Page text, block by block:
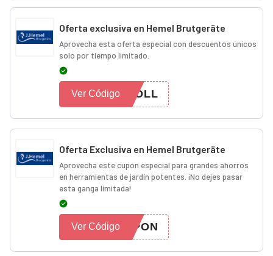
Oferta exclusiva en Hemel Brutgeräte
Aprovecha esta oferta especial con descuentos únicos
solo por tiempo limitado.
ROLL
Ver Código
Oferta Exclusiva en Hemel Brutgeräte
Aprovecha este cupón especial para grandes ahorros
en herramientas de jardín potentes. ¡No dejes pasar
esta ganga limitada!
UPON
Ver Código